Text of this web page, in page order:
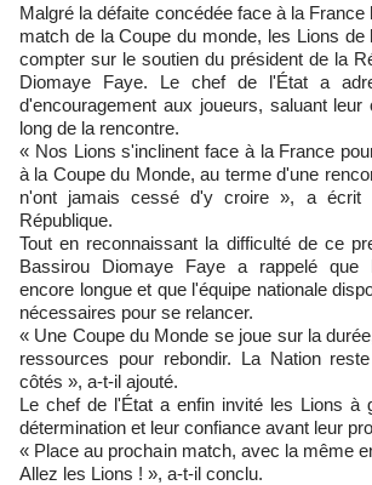
Malgré la défaite concédée face à la France lors de leur premier
match de la Coupe du monde, les Lions de
compter sur le soutien du président de la
Diomaye Faye. Le chef de l'État a
d'encouragement aux joueurs, saluant leur
long de la rencontre.
« Nos Lions s'inclinent face à la France
à la Coupe du Monde, au terme d'une
n'ont jamais cessé d'y croire », a écrit
République.
Tout en reconnaissant la difficulté de ce
Bassirou Diomaye Faye a rappelé que
encore longue et que l'équipe nationale
nécessaires pour se relancer.
« Une Coupe du Monde se joue sur la
ressources pour rebondir. La Nation
côtés », a-t-il ajouté.
Le chef de l'État a enfin invité les Lions à
détermination et leur confiance avant leur
« Place au prochain match, avec la même
Allez les Lions ! », a-t-il conclu.